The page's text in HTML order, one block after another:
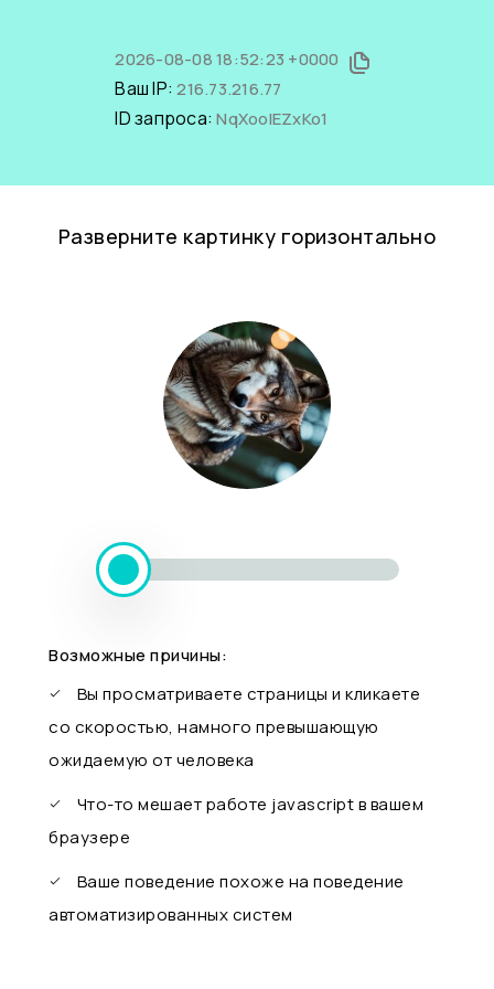
2026-08-08 18:52:23 +0000
Ваш IP:216.73.216.77
ID запроса:NqXoolEZxKo1
Разверните картинку горизонтально
Возможные причины:
Вы просматриваете страницы и кликаете
со скоростью, намного превышающую
ожидаемую от человека
Что-то мешает работе javascript в вашем
браузере
Ваше поведение похоже на поведение
автоматизированных систем